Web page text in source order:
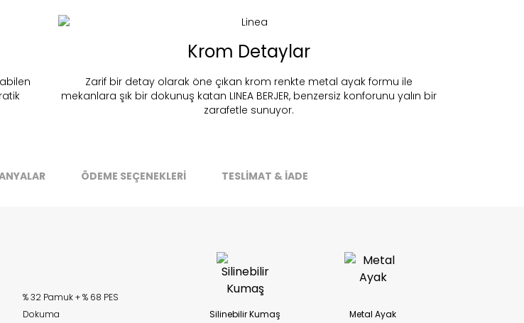
look-up is an indication of where stock
guarantee it'll be there for long.
Krom Detaylar
Zarif bir detay olarak öne çıkan krom renkte metal ayak formu ile
mekanlara şık bir dokunuş katan LINEA BERJER, benzersiz konforunu yalın bir
zarafetle sunuyor.
ÖDEME SEÇENEKLERİ TESLİMAT & İADE
% 32 Pamuk + % 68 PES
Dokuma
Silinebilir Kumaş Metal Ayak